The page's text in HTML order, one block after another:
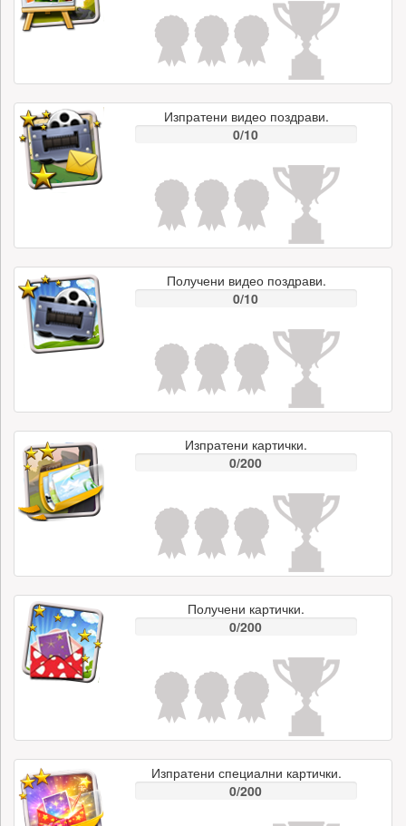
Изпратени видео поздрави.
0/10
Получени видео поздрави.
0/10
Изпратени картички.
0/200
Получени картички.
0/200
Изпратени специални картички.
0/200